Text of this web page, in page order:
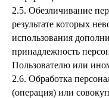
2.5. Обезличивание
результате которых
использования
принадлежность
Пользователю или
2.6. Обработка
(операция) или